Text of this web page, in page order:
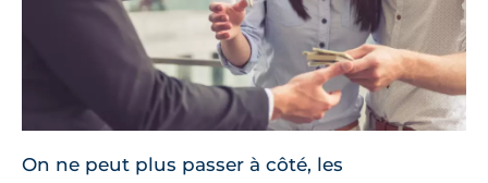
On ne peut plus passer à côté, les